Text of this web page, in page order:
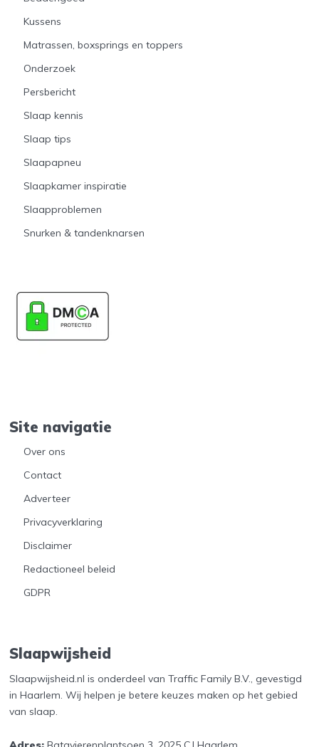
Kussens
Matrassen, boxsprings en toppers
Onderzoek
Persbericht
Slaap kennis
Slaap tips
Slaapapneu
Slaapkamer inspiratie
Slaapproblemen
Snurken & tandenknarsen
Site navigatie
Over ons
Contact
Adverteer
Privacyverklaring
Disclaimer
Redactioneel beleid
GDPR
Slaapwijsheid
Slaapwijsheid.nl is onderdeel van Traffic Family B.V., gevestigd
in Haarlem. Wij helpen je betere keuzes maken op het gebied
van slaap.